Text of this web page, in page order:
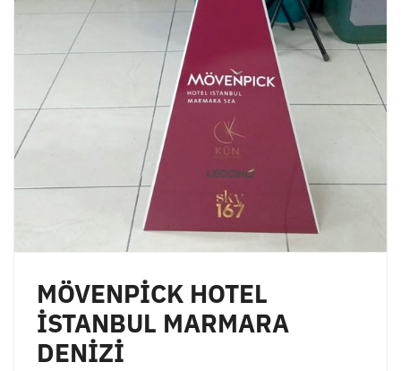
MÖVENPİCK HOTEL
İSTANBUL MARMARA
DENİZİ